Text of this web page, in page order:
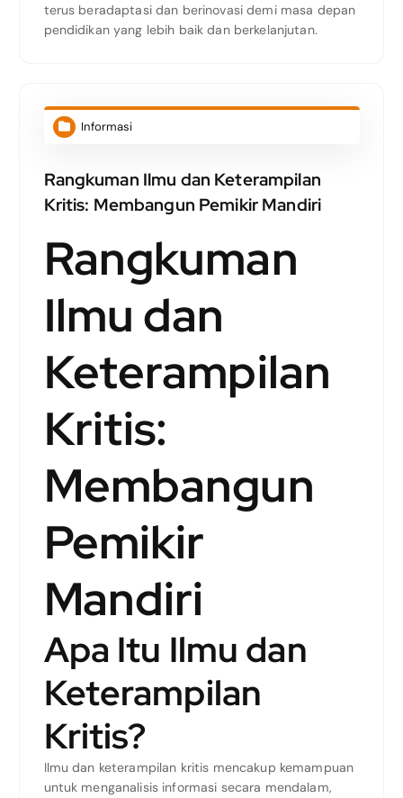
terus beradaptasi dan berinovasi demi masa depan
pendidikan yang lebih baik dan berkelanjutan.
Informasi
Rangkuman Ilmu dan Keterampilan
Kritis: Membangun Pemikir Mandiri
Rangkuman
Ilmu dan
Keterampilan
Kritis:
Membangun
Pemikir
Mandiri
Apa Itu Ilmu dan
Keterampilan
Kritis?
Ilmu dan keterampilan kritis mencakup kemampuan
untuk menganalisis informasi secara mendalam,